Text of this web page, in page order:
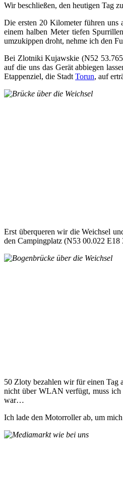
Wir beschließen, den heutigen Tag
Die ersten 20 Kilometer führen uns
einem halben Meter tiefen
umzukippen droht, nehme ich den
Bei Zlotniki Kujawskie (N52 53.765
auf die uns das Gerät abbiegen
Etappenziel, die Stadt Torun, auf
Erst überqueren wir die Weichsel
den Campingplatz (N53 00.022 E18
50 Zloty bezahlen wir für einen Tag
nicht über WLAN verfügt, muss ich
war…
Ich lade den Motorroller ab, um